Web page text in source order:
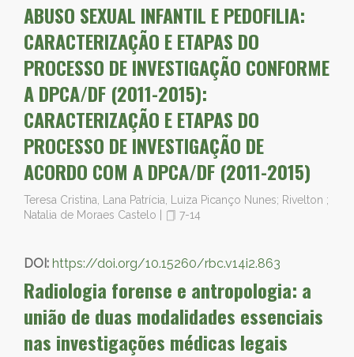
ABUSO SEXUAL INFANTIL E PEDOFILIA:
CARACTERIZAÇÃO E ETAPAS DO
PROCESSO DE INVESTIGAÇÃO CONFORME
A DPCA/DF (2011-2015):
CARACTERIZAÇÃO E ETAPAS DO
PROCESSO DE INVESTIGAÇÃO DE
ACORDO COM A DPCA/DF (2011-2015)
Teresa Cristina, Lana Patrícia, Luiza Picanço Nunes; Rivelton ;
Natalia de Moraes Castelo
7-14
DOI: https://doi.org/10.15260/rbc.v14i2.863
Radiologia forense e antropologia: a
união de duas modalidades essenciais
nas investigações médicas legais